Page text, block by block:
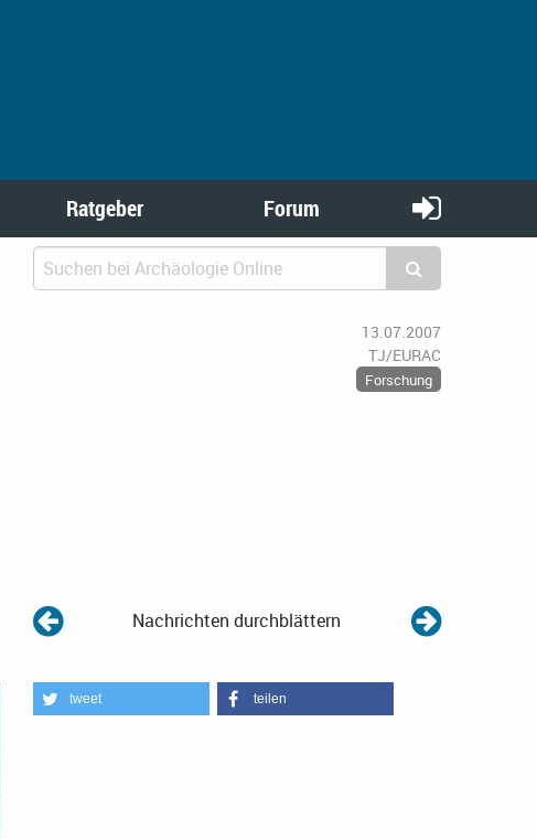
Ratgeber Forum
13.07.2007
TJ/EURAC
Forschung
Nachrichten durchblättern
tweet teilen